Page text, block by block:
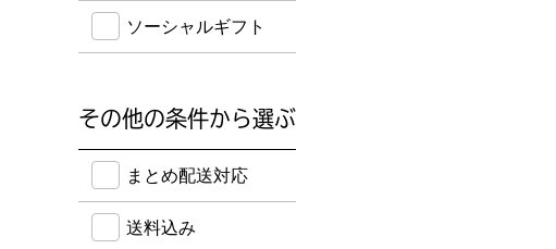
ソーシャルギフト
その他の条件から選ぶ
送料込み・ボーナスポイント付き・早得・期間限定商品から
まとめ配送対応
送料込み